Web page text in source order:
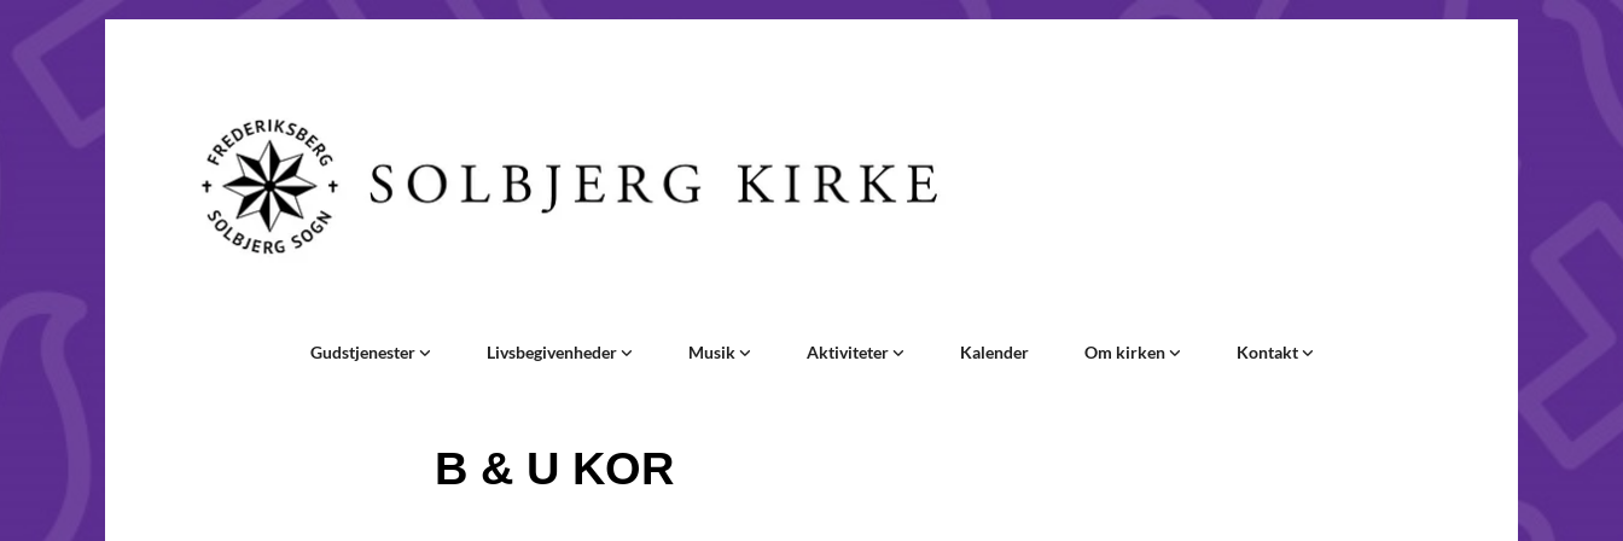
Gudstjenester Livsbegivenheder Musik Aktiviteter Kalender Om kirken Kontakt
B & U KOR